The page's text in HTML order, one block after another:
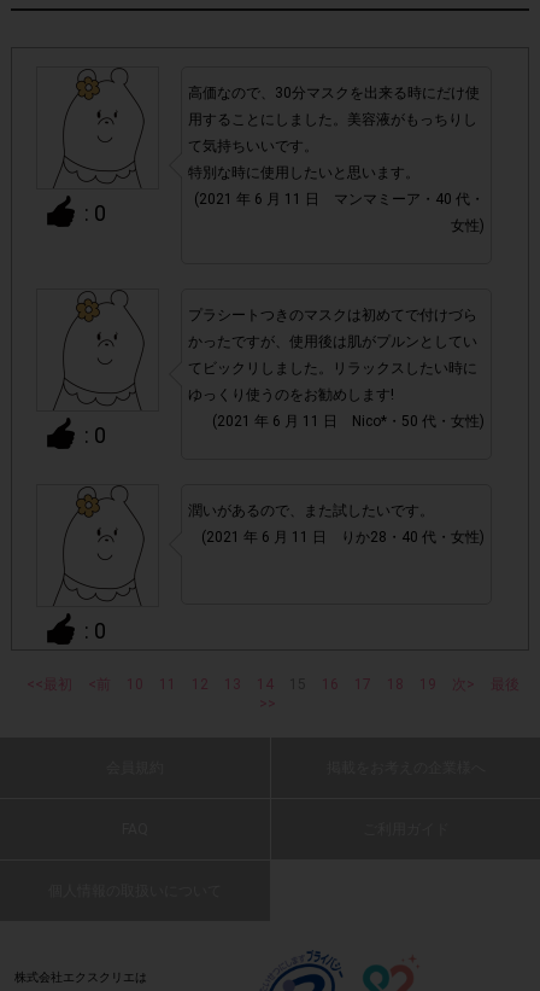
上限に達しても、掲載期間内のアンケート回答が可能です。
・他サイトのテンタメを含め、1つのアンケートにつき1人1
回の参加とさせていただいております。
・悪質な投稿があった場合、アカウントを停止させていた
だくこともあります。
て、機種によってはアンケートに回答できない場合がござい
ます。
▼ポイント付与対象外
・上記参加条件(対象商品・購入チェーン・回答期間・
・ECサイトやネットスーパーでのご購入
・購入できなかった/指定個数を購入できなかった場合
同じレシート画像が投稿されている場合
・画像は、jpg、jpeg、pngの拡張子で送ってください。
: 0
高価なので、30分マスクを出来る時にだけ使
用することにしました。美容液がもっちりし
て気持ちいいです。
特別な時に使用したいと思います。
(2021 年 6 月 11 日 マンマミーア・40 代・
女性)
: 0
プラシートつきのマスクは初めてで付けづら
かったですが、使用後は肌がプルンとしてい
てビックリしました。リラックスしたい時に
ゆっくり使うのをお勧めします!
(2021 年 6 月 11 日 Nico*・50 代・女性)
: 0
潤いがあるので、また試したいです。
(2021 年 6 月 11 日 りか28・40 代・女性)
集中保湿したい時に使うと良いと思います。
<<最初 <前 10 11 12 13 14 16 17 18 19 次>
最後
>>
株式会社エクスクリエは